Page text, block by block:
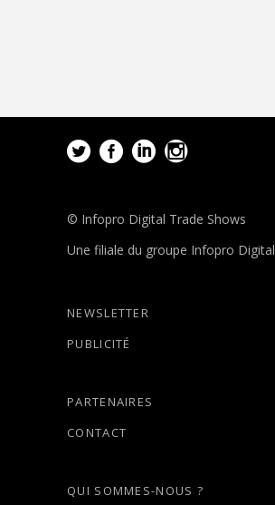
© Infopro Digital Trade Shows
Une filiale du groupe Infopro Digital
NEWSLETTER
PUBLICITÉ
PARTENAIRES
CONTACT
QUI SOMMES-NOUS ?